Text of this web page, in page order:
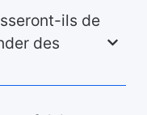
ils de
des